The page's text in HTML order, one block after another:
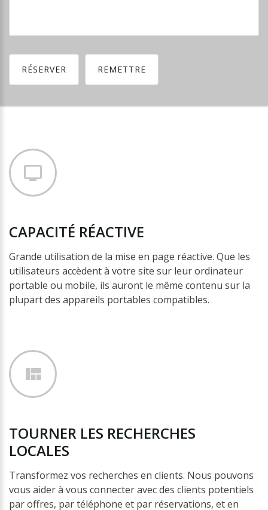
RÉSERVER REMETTRE
CAPACITÉ RÉACTIVE
Grande utilisation de la mise en page réactive. Que les
utilisateurs accèdent à votre site sur leur ordinateur
portable ou mobile, ils auront le même contenu sur la
plupart des appareils portables compatibles.
TOURNER LES RECHERCHES
LOCALES
Transformez vos recherches en clients. Nous pouvons
vous aider à vous connecter avec des clients potentiels
par offres, par téléphone et par réservations, et en